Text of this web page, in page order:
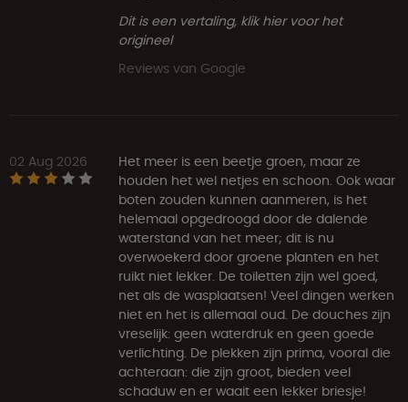
Dit is een vertaling, klik hier voor het
origineel
Reviews van Google
02 Aug 2026
Het meer is een beetje groen, maar ze
houden het wel netjes en schoon. Ook waar
boten zouden kunnen aanmeren, is het
helemaal opgedroogd door de dalende
waterstand van het meer; dit is nu
overwoekerd door groene planten en het
ruikt niet lekker. De toiletten zijn wel goed,
net als de wasplaatsen! Veel dingen werken
niet en het is allemaal oud. De douches zijn
vreselijk: geen waterdruk en geen goede
verlichting. De plekken zijn prima, vooral die
achteraan: die zijn groot, bieden veel
schaduw en er waait een lekker briesje!